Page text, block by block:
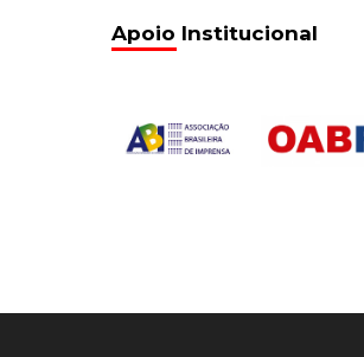
Apoio Institucional